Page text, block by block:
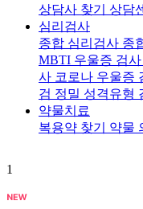
상담사 찾기 상담
심리검사
종합 심리검사 종
MBTI 우울증 검사
사 코로나 우울증
검 정밀 성격유형
약물치료
복용약 찾기 약물
1